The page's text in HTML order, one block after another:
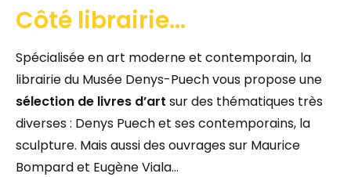
Côté librairie...
Spécialisée en art moderne et contemporain, la
librairie du Musée Denys-Puech vous propose une
sélection de livres d’art sur des thématiques très
diverses : Denys Puech et ses contemporains, la
sculpture. Mais aussi des ouvrages sur Maurice
Bompard et Eugène Viala…